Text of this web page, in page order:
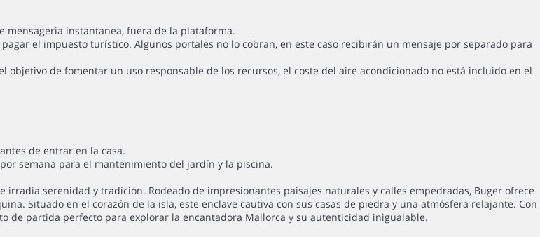
mensageria instantanea, fuera de la plataforma.
el impuesto turístico. Algunos portales no lo cobran, en este caso recibirán un mensaje por separado para
de fomentar un uso responsable de los recursos, el coste del aire acondicionado no está incluido en el
de entrar en la casa.
semana para el mantenimiento del jardín y la piscina.
serenidad y tradición. Rodeado de impresionantes paisajes naturales y calles empedradas, Buger ofrece
Situado en el corazón de la isla, este enclave cautiva con sus casas de piedra y una atmósfera relajante. Con
de partida perfecto para explorar la encantadora Mallorca y su autenticidad inigualable.